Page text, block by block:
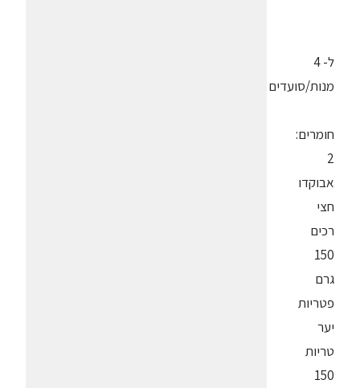
ל- 4
מנות/סועדים
חומרים:
2
אבוקדו
חצי
רכים
150
גרם
פטריות
יער
טריות
150